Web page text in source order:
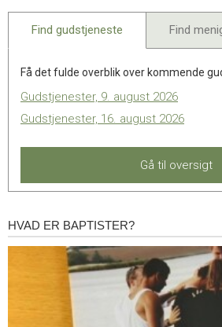
2022
Find gudstjeneste Find
Få det fulde overblik over kommende
Gudstjenester, 9. august 2026
Gudstjenester, 16. august 2026
Gå til oversigt
Hvad
er
HVAD ER BAPTISTER?